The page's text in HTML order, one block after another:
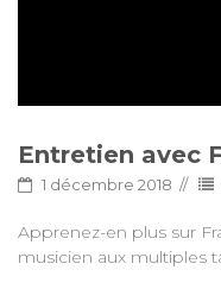
Entretien avec
1 décembre 2018
Apprenez-en plus sur
musicien aux multiples